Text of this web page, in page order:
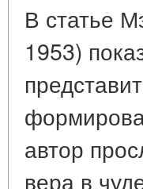
В статье
1953)
автор
вера в